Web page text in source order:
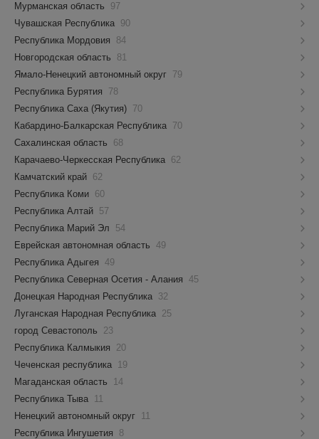
Мурманская область
97
Чувашская Республика 90
Республика Мордовия
84
Новгородская область
81
Ямало-Ненецкий автономный округ 79
Республика Бурятия
78
Республика Саха (Якутия) 70
Кабардино-Балкарская Республика 70
Сахалинская область
68
Карачаево-Черкесская Республика 62
Камчатский край 62
Республика Коми 60
Республика Алтай 57
Республика Марий Эл
54
Еврейская автономная область 49
Республика Адыгея 49
Республика Северная Осетия - Алания 45
Донецкая Народная Республика 32
Луганская Народная Республика 25
город Севастополь
23
Республика Калмыкия
20
Чеченская республика 19
Магаданская область
14
Республика Тыва 11
Ненецкий автономный округ 11
Республика Ингушетия
8